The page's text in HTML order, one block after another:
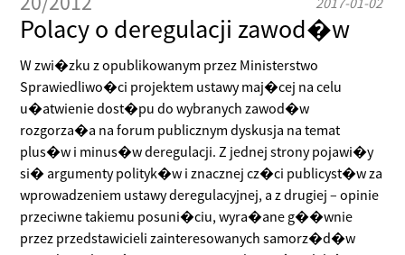
Polacy o deregulacji zawod�w
W zwi�zku z opublikowanym przez Ministerstwo
Sprawiedliwo�ci projektem ustawy maj�cej na celu
u�atwienie dost�pu do wybranych zawod�w
rozgorza�a na forum publicznym dyskusja na temat
plus�w i minus�w deregulacji. Z jednej strony pojawi�y
si� argumenty polityk�w i znacznej cz�ci publicyst�w za
wprowadzeniem ustawy deregulacyjnej, a z drugiej – opinie
przeciwne takiemu posuni�ciu, wyra�ane g��wnie
przez przedstawicieli zainteresowanych samorz�d�w